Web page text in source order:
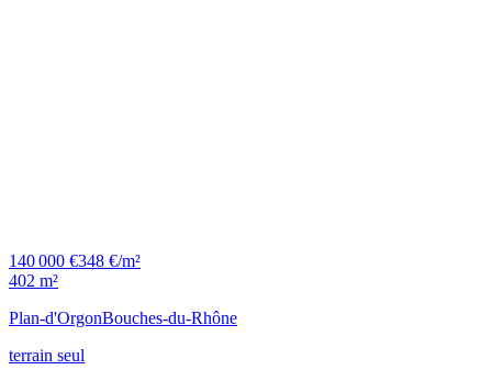
140 000 €348 €/m²
402 m²
Plan-d'OrgonBouches-du-Rhône
terrain seul